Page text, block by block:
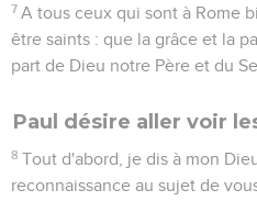
7 A tous ceux qui sont à Rome
être saints : que la grâce et la
part de Dieu notre Père et du
Paul désire aller voir
8 Tout d'abord, je dis à mon
reconnaissance au sujet de